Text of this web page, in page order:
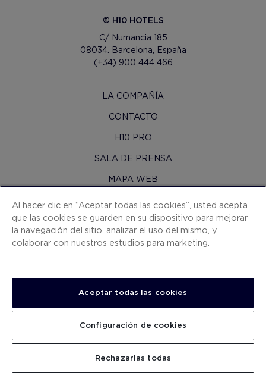
© H10 HOTELS
C/ Numancia 185
08034. Barcelona, España
(+34) 900 444 466
LA COMPAÑÍA
CONTACTO
H10 PRO
SALA DE PRENSA
MAPA WEB
CONDICIONES CONTRATACIÓN
COOKIES
POLÍTICA DE PRIVACIDAD
.
Al hacer clic en “Aceptar todas las cookies”, usted acepta
que las cookies se guarden en su dispositivo para mejorar
la navegación del sitio, analizar el uso del mismo, y
colaborar con nuestros estudios para marketing.
Aceptar todas las cookies
Rechazarlas todas
Configuración de cookies